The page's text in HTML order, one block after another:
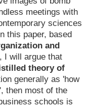
meetings with
sciences
this paper, based
and
I will argue that
theory of
generally as 'how
then most of the
schools is